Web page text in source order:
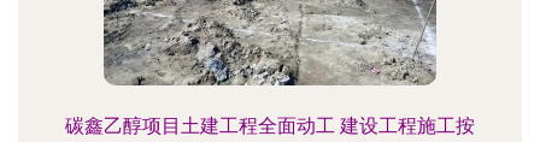
碳鑫乙醇项目土建工程全面动工 建设工程施工按